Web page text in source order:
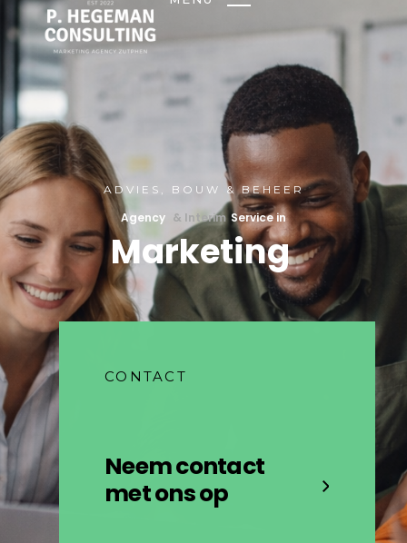
ADVIES, BOUW & BEHEER
Agency & Interim Service in
Marketing
CONTACT
Neem contact
met ons op